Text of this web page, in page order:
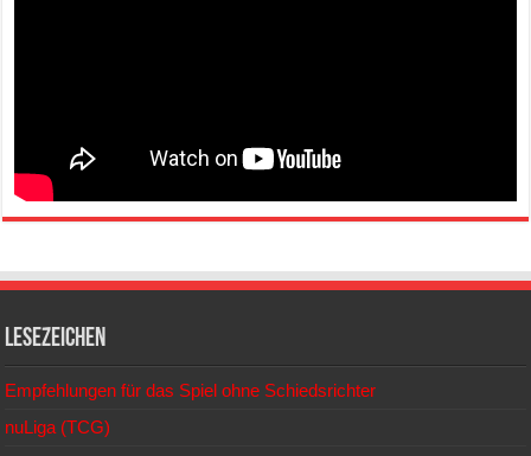
Lesezeichen
Empfehlungen für das Spiel ohne Schiedsrichter
nuLiga (TCG)